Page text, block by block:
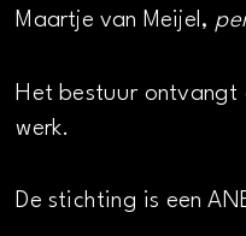
Maartje van Meijel,
Het bestuur ontvangt
werk.
De stichting is een